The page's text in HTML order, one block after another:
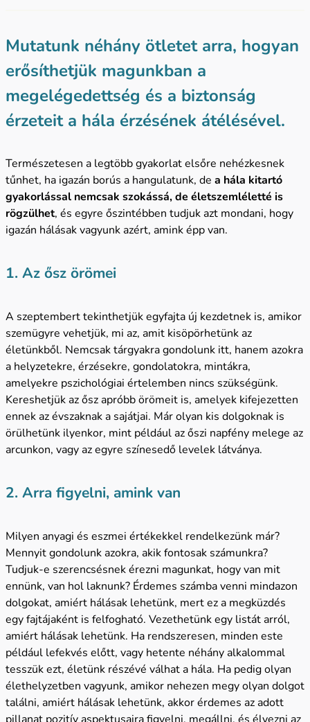
Mutatunk néhány ötletet arra, hogyan
erősíthetjük magunkban a
megelégedettség és a biztonság
érzeteit a hála érzésének átélésével.
Természetesen a legtöbb gyakorlat elsőre nehézkesnek
tűnhet, ha igazán borús a hangulatunk, de a hála kitartó
gyakorlással nemcsak szokássá, de életszemléletté is
rögzülhet, és egyre őszintébben tudjuk azt mondani, hogy
igazán hálásak vagyunk azért, amink épp van.
1. Az ősz örömei
A szeptembert tekinthetjük egyfajta új kezdetnek is, amikor
szemügyre vehetjük, mi az, amit kisöpörhetünk az
életünkből. Nemcsak tárgyakra gondolunk itt, hanem azokra
a helyzetekre, érzésekre, gondolatokra, mintákra,
amelyekre pszichológiai értelemben nincs szükségünk.
Kereshetjük az ősz apróbb örömeit is, amelyek kifejezetten
ennek az évszaknak a sajátjai. Már olyan kis dolgoknak is
örülhetünk ilyenkor, mint például az őszi napfény melege az
arcunkon, vagy az egyre színesedő levelek látványa.
2. Arra figyelni, amink van
Milyen anyagi és eszmei értékekkel rendelkezünk már?
Mennyit gondolunk azokra, akik fontosak számunkra?
Tudjuk-e szerencsésnek érezni magunkat, hogy van mit
ennünk, van hol laknunk? Érdemes számba venni mindazon
dolgokat, amiért hálásak lehetünk, mert ez a megküzdés
egy fajtájaként is felfogható. Vezethetünk egy listát arról,
amiért hálásak lehetünk. Ha rendszeresen, minden este
például lefekvés előtt, vagy hetente néhány alkalommal
tesszük ezt, életünk részévé válhat a hála. Ha pedig olyan
élethelyzetben vagyunk, amikor nehezen megy olyan dolgot
találni, amiért hálásak lehetünk, akkor érdemes az adott